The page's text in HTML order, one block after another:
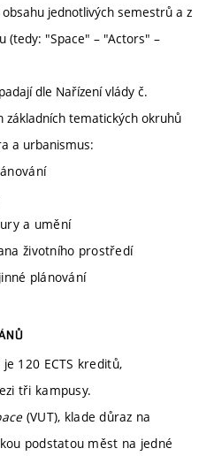
jednotlivých semestrů a z
(tedy: "Space" – "Actors" –
dle Nařízení vlády č.
základních tematických okruhů
a urbanismus:
a umění
životního prostředí
plánování
120 ECTS kreditů,
tři kampusy.
(VUT), klade důraz na
podstatou měst na jedné